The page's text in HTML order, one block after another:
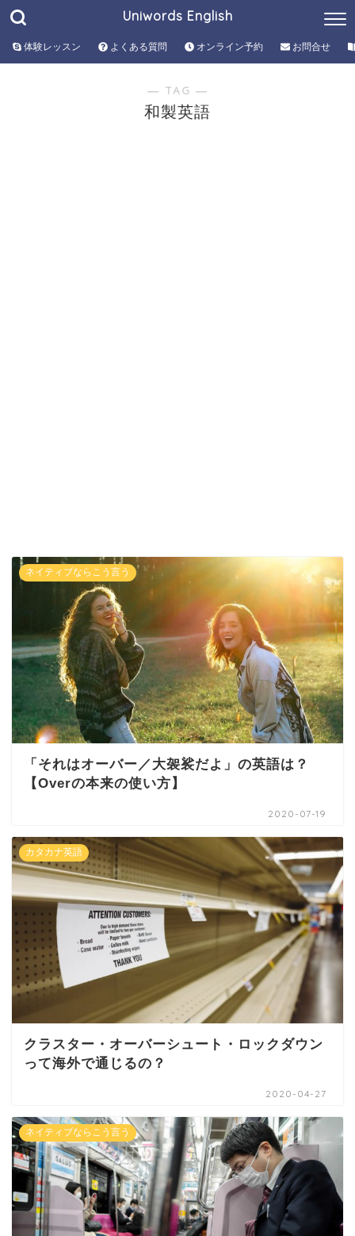
Uniwords English
体験レッスン よくある質問 オンライン予約 お問合せ
― TAG ―
和製英語
ネイティブならこう言う
「それはオーバー／大袈裟だよ」の英語は？
【Overの本来の使い方】
2020-07-19
カタカナ英語
クラスター・オーバーシュート・ロックダウン
って海外で通じるの？
2020-04-27
ネイティブならこう言う